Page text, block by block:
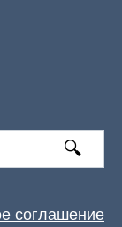
соглашение